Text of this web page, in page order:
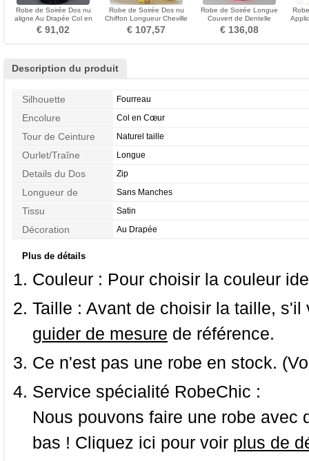
Robe de Soirée Dos nu
aligne Au Drapée Col en
Cœur Chiffon Sans
Manches
€ 91,02
Robe de Soirée Dos nu
Chiffon Longueur Cheville
Fourchure Frontale
€ 107,57
Robe de Soirée Longue
Couvert de Dentelle
Manche Longue Manquant
€ 136,08
Description du produit
Silhouette Fourreau
Encolure Col en Cœur
Tour de Ceinture Naturel taille
Ourlet/Traîne Longue
Details du Dos Zip
Longueur de
Manches
Sans Manches
Tissu Satin
Décoration Au Drapée
Plus de détails
Couleur : Pour choisir la couleur
Taille : Avant de choisir la taille,
guider de mesure de référence.
Ce n'est pas une robe en stock.
Service spécialité RobeChic :
Nous pouvons faire une robe
bas ! Cliquez ici pour voir plus de